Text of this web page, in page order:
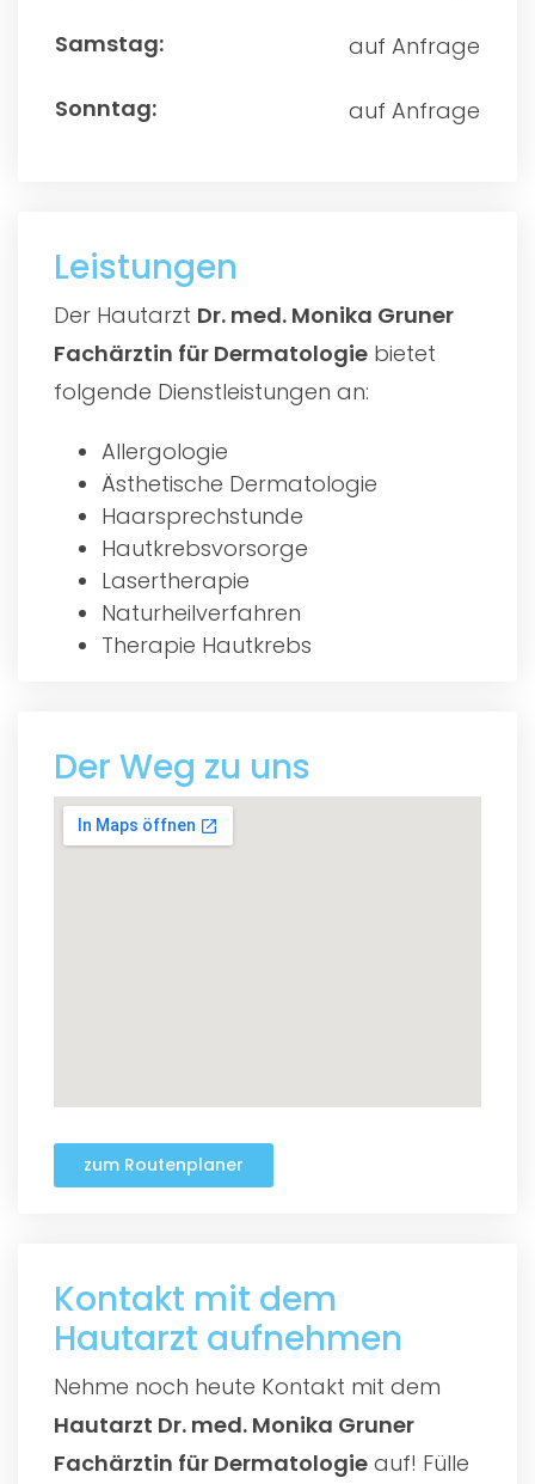
auf Anfrage
auf Anfrage
Leistungen
Der Hautarzt Dr. med. Monika Gruner
Fachärztin für Dermatologie bietet
folgende Dienstleistungen an:
Allergologie
Ästhetische Dermatologie
Haarsprechstunde
Hautkrebsvorsorge
Lasertherapie
Naturheilverfahren
Therapie Hautkrebs
Der Weg zu uns
zum Routenplaner
Kontakt mit dem
Hautarzt aufnehmen
Nehme noch heute Kontakt mit dem
Hautarzt Dr. med. Monika Gruner
Fachärztin für Dermatologie auf! Fülle